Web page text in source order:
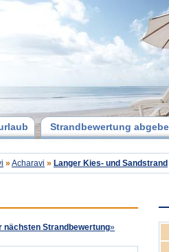
Strandbewertung
» Acharavi » Langer Kies- und Sandstrand
nächsten Strandbewertung»